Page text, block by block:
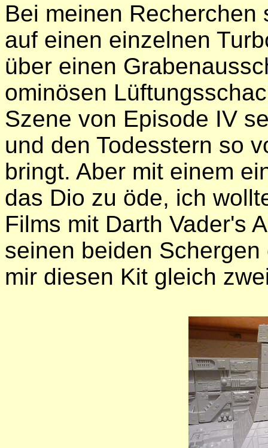
Bei meinen
auf einen einzelnen
über einen
ominösen
Szene von Episode IV
und den Todesstern so
bringt. Aber mit einem
das Dio zu öde, ich
Films mit Darth Vader's
seinen beiden
mir diesen Kit gleich